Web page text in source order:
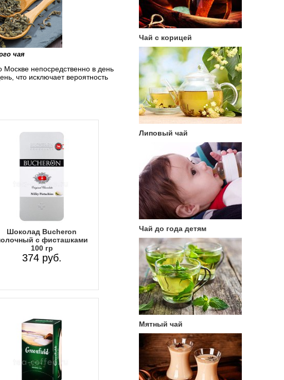
чая
Москве непосредственно в день
что исключает вероятность
Шоколад Bucheron
с фисташками
100 гр
374 руб.
Чай с корицей
Липовый чай
Чай до года детям
Мятный чай